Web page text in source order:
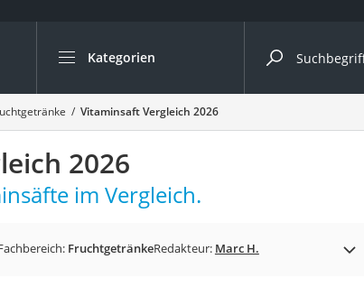
Kategorien
Die beliebtesten Vergleiche nach Kategorie
Lebensmittel
Schwarzkümmelöl
Knäckebrot
Schwarzkümmelöl-Kapseln
Eiklar
Vitaminsaft Vergleich 2026
2026
im Vergleich.
FruchtgetränkeRedakteur: Marc H.